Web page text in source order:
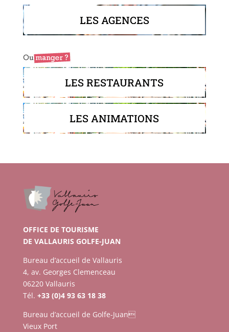
LES AGENCES
LES RESTAURANTS
LES ANIMATIONS
OFFICE DE TOURISME
DE VALLAURIS GOLFE-JUAN
Bureau d’accueil de Vallauris
4, av. Georges Clemenceau
06220 Vallauris
Tél. +33 (0)4 93 63 18 38
Bureau d’accueil de Golfe-Juan
Vieux Port